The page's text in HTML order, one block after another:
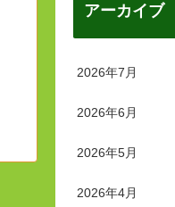
アーカイブ
2026年7月
2026年6月
2026年5月
2026年4月